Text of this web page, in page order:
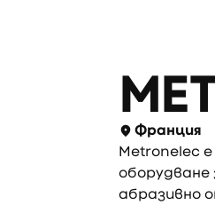
Франция
Metronelec
абразивно